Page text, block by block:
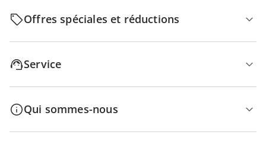
Offres spéciales et réductions
Service
Qui sommes-nous